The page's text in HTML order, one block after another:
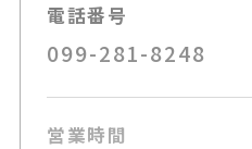
電話番号
099-281-8248
営業時間